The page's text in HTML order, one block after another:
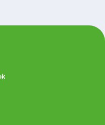
szokásaid alapján